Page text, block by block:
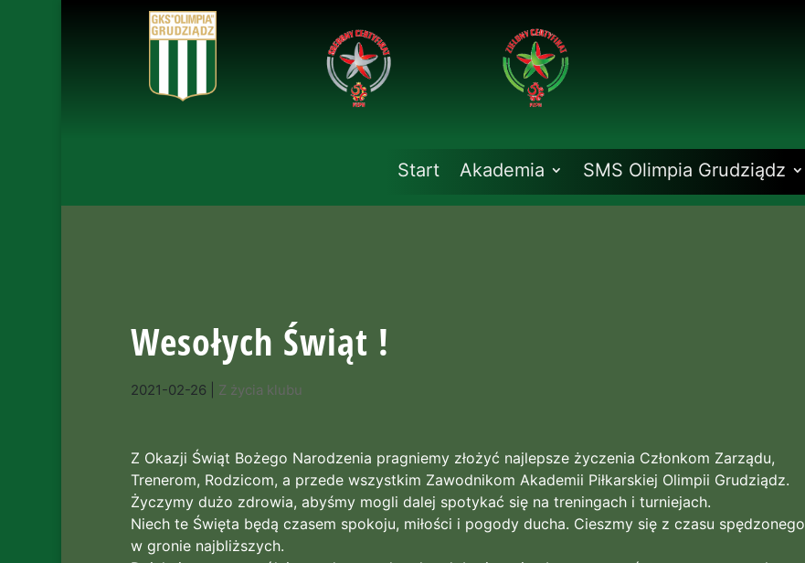
Start Akademia SMS Olimpia Grudziądz
Wesołych Świąt !
2021-02-26 Z życia klubu
Z Okazji Świąt Bożego Narodzenia pragniemy złożyć najlepsze życzenia Członkom Zarządu,
Trenerom, Rodzicom, a przede wszystkim Zawodnikom Akademii Piłkarskiej Olimpii Grudziądz.
Życzymy dużo zdrowia, abyśmy mogli dalej spotykać się na treningach i turniejach.
Niech te Święta będą czasem spokoju, miłości i pogody ducha. Cieszmy się z czasu spędzonego
w gronie najbliższych.